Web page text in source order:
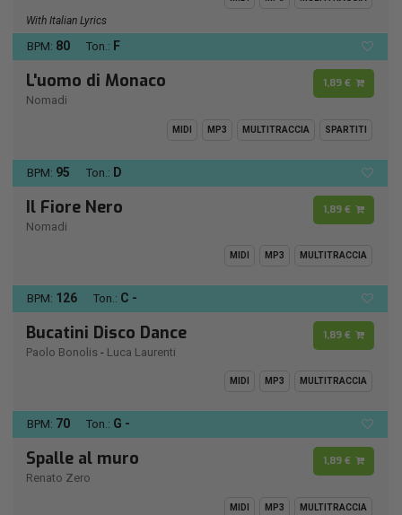
With Italian Lyrics
BPM: 80 Ton.: F
L'uomo di Monaco
Nomadi
1,89 €
MIDI MP3 MULTITRACCIA SPARTITI
BPM: 95 Ton.: D
Il Fiore Nero
Nomadi
1,89 €
MIDI MP3 MULTITRACCIA
BPM: 126 Ton.: C -
Bucatini Disco Dance
Paolo Bonolis - Luca Laurenti
1,89 €
MIDI MP3 MULTITRACCIA
BPM: 70 Ton.: G -
Spalle al muro
Renato Zero
1,89 €
MIDI MP3 MULTITRACCIA